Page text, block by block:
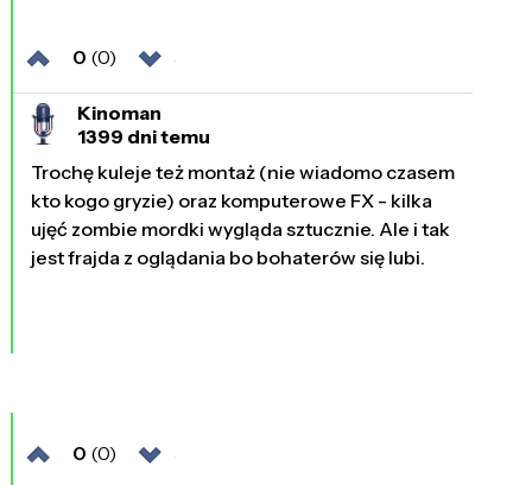
0 (0)
Kinoman
1399 dni temu
Trochę kuleje też montaż (nie wiadomo czasem
kto kogo gryzie) oraz komputerowe FX - kilka
ujęć zombie mordki wygląda sztucznie. Ale i tak
jest frajda z oglądania bo bohaterów się lubi.
0 (0)